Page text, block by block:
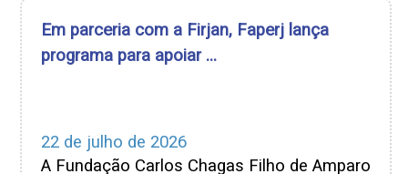
Em parceria com a Firjan, Faperj lança
programa para apoiar ...
22 de julho de 2026
A Fundação Carlos Chagas Filho de Amparo